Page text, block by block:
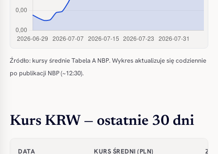
Źródło: kursy średnie Tabela A NBP. Wykres aktualizuje się codziennie
po publikacji NBP (~12:30).
Kurs KRW — ostatnie 30 dni
DATA KURS ŚREDNI (PLN)